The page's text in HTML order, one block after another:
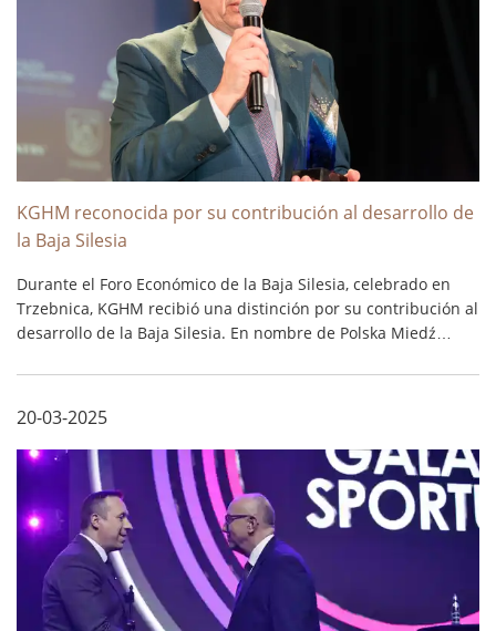
KGHM reconocida por su contribución al desarrollo de
la Baja Silesia
Durante el Foro Económico de la Baja Silesia, celebrado en
Trzebnica, KGHM recibió una distinción por su contribución al
desarrollo de la Baja Silesia. En nombre de Polska Miedź
Desarrollo. ...
20-03-2025